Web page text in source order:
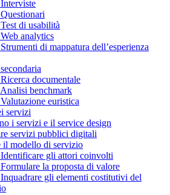
di usabilità
analytics
di mappatura dell’esperienza
documentale
benchmark
euristica
servizi
i servizi e il service design
servizi pubblici digitali
il modello di servizio
gli attori coinvolti
la proposta di valore
gli elementi costitutivi del